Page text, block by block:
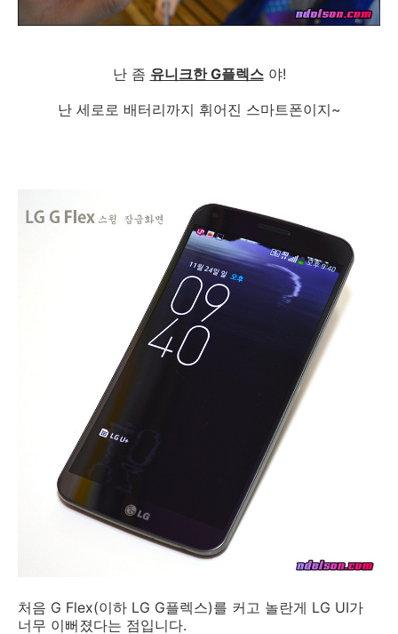
난 좀 유니크한 G플렉스야!
난 세로로 배터리까지 휘어진 스마트폰이지~
처음 G Flex(이하 LG G플렉스)를 커고 놀란게 LG UI가
너무 이뻐졌다는 점입니다.